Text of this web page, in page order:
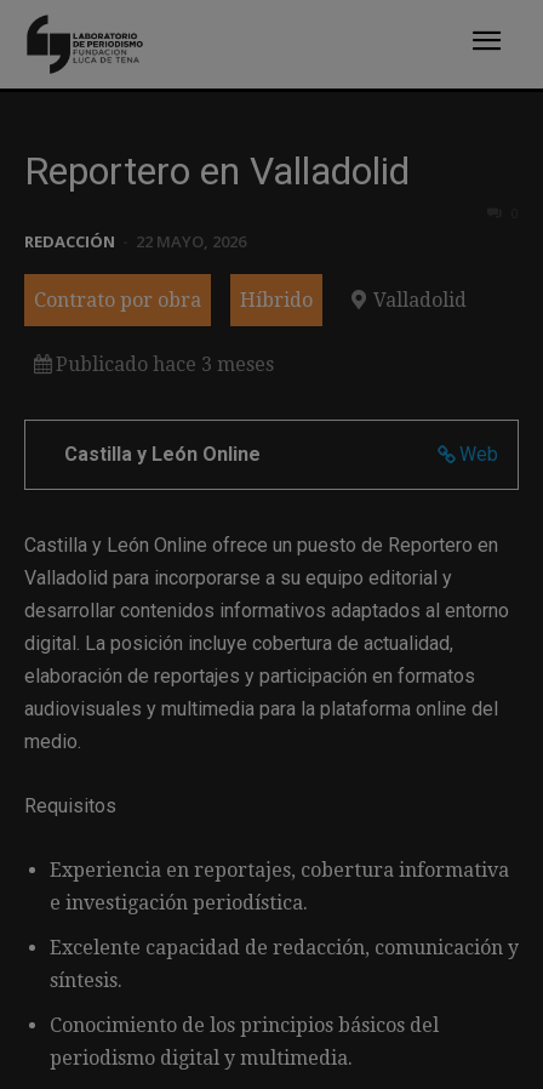
Reportero en Valladolid
REDACCIÓN 22 MAYO, 2026
Contrato por obra Híbrido Valladolid
Publicado hace 3 meses
Web
Castilla y León Online
Castilla y León Online ofrece un puesto de Reportero en
Valladolid para incorporarse a su equipo editorial y
desarrollar contenidos informativos adaptados al entorno
digital. La posición incluye cobertura de actualidad,
elaboración de reportajes y participación en formatos
audiovisuales y multimedia para la plataforma online del
medio.
Requisitos
Experiencia en reportajes, cobertura informativa
e investigación periodística.
Excelente capacidad de redacción, comunicación y
síntesis.
Conocimiento de los principios básicos del
periodismo digital y multimedia.